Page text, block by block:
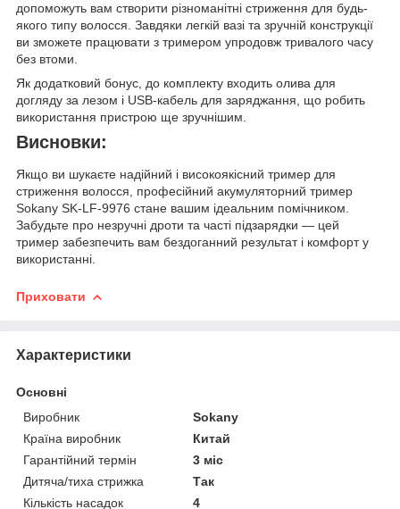
допоможуть вам створити різноманітні стриження для будь-
якого типу волосся. Завдяки легкій вазі та зручній конструкції
ви зможете працювати з тримером упродовж тривалого часу
без втоми.
Як додатковий бонус, до комплекту входить олива для
догляду за лезом і USB-кабель для заряджання, що робить
використання пристрою ще зручнішим.
Висновки:
Якщо ви шукаєте надійний і високоякісний тример для
стриження волосся, професійний акумуляторний тример
Sokany SK-LF-9976 стане вашим ідеальним помічником.
Забудьте про незручні дроти та часті підзарядки — цей
тример забезпечить вам бездоганний результат і комфорт у
використанні.
Приховати
Характеристики
Основні
Виробник
Sokany
Країна виробник
Китай
Гарантійний термін
3 міс
Дитяча/тиха стрижка
Так
Кількість насадок
4